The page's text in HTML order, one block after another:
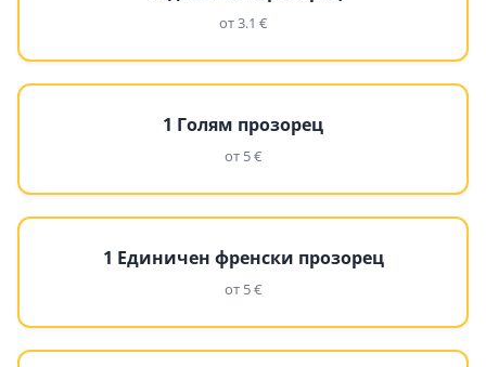
от 3.1 €
1 Голям прозорец
от 5 €
1 Единичен френски прозорец
от 5 €